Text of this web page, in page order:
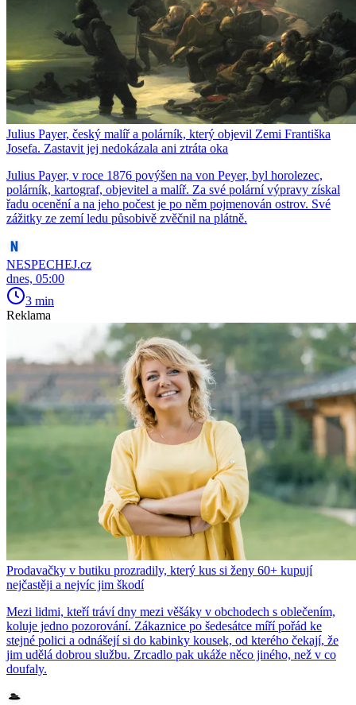
Julius Payer, český malíř a polárník, který objevil Zemi Františka
Josefa. Zastavit jej nedokázala ani ztráta oka
Julius Payer, v roce 1876 povýšen na von Peyer, byl horolezec,
polárník, kartograf, objevitel a malíř. Za své polární výpravy získal
řadu ocenění a na jeho počest je po něm pojmenován ostrov. Své
zážitky ze zemí ledu působivě zvěčnil na plátně.
NESPECHEJ.cz
dnes, 05:00
3 min
Reklama
Prodavačky v butiku prozradily, který kus si ženy 60+ kupují
nejčastěji a nejvíc jim škodí
Mezi lidmi, kteří tráví dny mezi věšáky v obchodech s oblečením,
koluje jedno pozorování. Zákaznice po šedesátce míří pořád ke
stejné polici a odnášejí si do kabinky kousek, od kterého čekají, že
jim udělá dobrou službu. Zrcadlo pak ukáže něco jiného, než v co
doufaly.